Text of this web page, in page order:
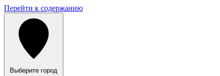
Перейти к содержанию
Выберите город